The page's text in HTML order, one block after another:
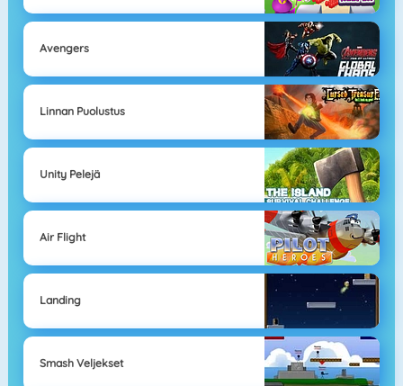
Avengers
Linnan Puolustus
Unity Pelejä
Air Flight
Landing
Smash Veljekset